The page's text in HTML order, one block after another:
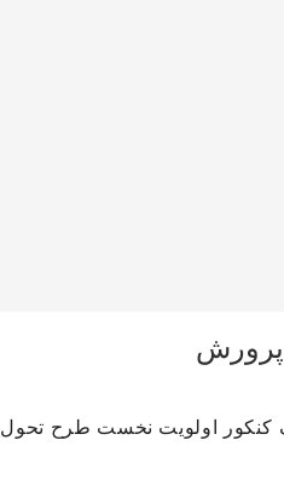
پرورش
کنکور اولویت نخست طرح تحول